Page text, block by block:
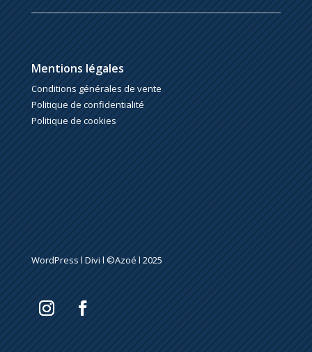
Mentions légales
Conditions générales de vente
Politique de confidentialité
Politique de cookies
WordPress l Divi l ©Azoé l 2025